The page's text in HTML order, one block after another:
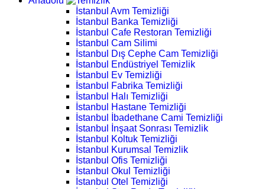
İstanbul Avm Temizliği
İstanbul Banka Temizliği
İstanbul Cafe Restoran Temizliği
İstanbul Cam Silimi
İstanbul Dış Cephe Cam Temizliği
İstanbul Endüstriyel Temizlik
İstanbul Ev Temizliği
İstanbul Fabrika Temizliği
İstanbul Halı Temizliği
İstanbul Hastane Temizliği
İstanbul İbadethane Cami Temizliği
İstanbul İnşaat Sonrası Temizlik
İstanbul Koltuk Temizliği
İstanbul Kurumsal Temizlik
İstanbul Ofis Temizliği
İstanbul Okul Temizliği
İstanbul Otel Temizliği